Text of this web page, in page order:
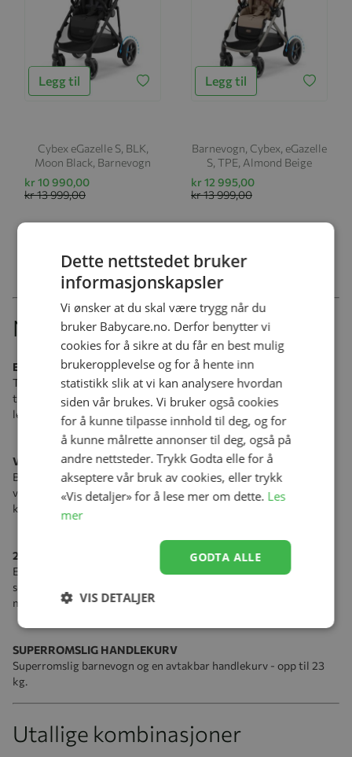
Legg til
Cybex eGazelle S, BLK,
Moon Black, Barnevogn
kr 10 990,00
kr 13 999,00
Legg til
Barnevogn, Cybex, eGazelle
S, TPE, Almond Beige
kr 12 995,00
kr 13 999,00
Nøkkelfunksjoner
E-POWERED UPHILL & UNEVEN SURFACE SUPPORT
Trill uanstrengt opp de bratteste bakkene og over det tøffeste
terrenget med e-drevet oppoverbakke og ujevn underlagsstøtte,
lett kontrollert av en brukervennlig spak.
VUGGEMODUS
Beveg e-Gazelle frem og tilbake med automatisert rytme for å
vugge og berolige babyen din til å sove, alt ved å trykke på en
knapp.
20+ KONFIGURASJON
Etter hvert som familien din vokser , hjelper det med en
søskenvogn som har alt-i-ettmodulsystem. Vognen har uendelige
måter å kombinere seter, liggedel og bilstol for spedbarn på.
SUPERROMSLIG HANDLEKURV
Superromslig barnevogn og en avtakbar handlekurv - opp til 23
kg.
Utallige kombinasjoner
Dette nettstedet bruker
informasjonskapsler
Vi ønsker at du skal være trygg når du
bruker Babycare.no. Derfor benytter vi
cookies for å sikre at du får en best mulig
brukeropplevelse og for å hente inn
statistikk slik at vi kan analysere hvordan
siden vår brukes. Vi bruker også cookies
for å kunne tilpasse innhold til deg, og for
å kunne målrette annonser til deg, også på
andre nettsteder. Trykk Godta elle for å
akseptere vår bruk av cookies, eller trykk
«Vis detaljer» for å lese mer om dette. Les
mer
GODTA ALLE
VIS DETALJER